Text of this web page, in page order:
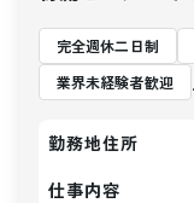
完全週休二日制
業界未経験者歓迎
勤務地住所
仕事内容